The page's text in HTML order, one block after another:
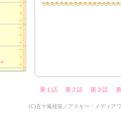
第１話 第２話 第３話
(C)五十嵐雄策／アスキー・メディア